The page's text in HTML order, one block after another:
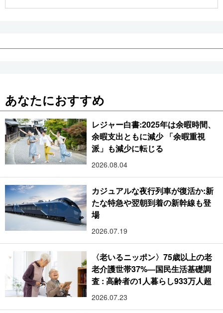
あなたにおすすめ
レジャー白書:2025年は余暇時間、
余暇支出ともに減少 「余暇重視
派」も減少に転じる
2026.08.04
カジュアルな夜行列車が復活か:新
たな特急や翌朝到着の新幹線も登
場
2026.07.19
〈老いるニッポン〉75歳以上の老
老介護世帯37%―国民生活基礎調
査 : 高齢者の1人暮らし933万人超
2026.07.23